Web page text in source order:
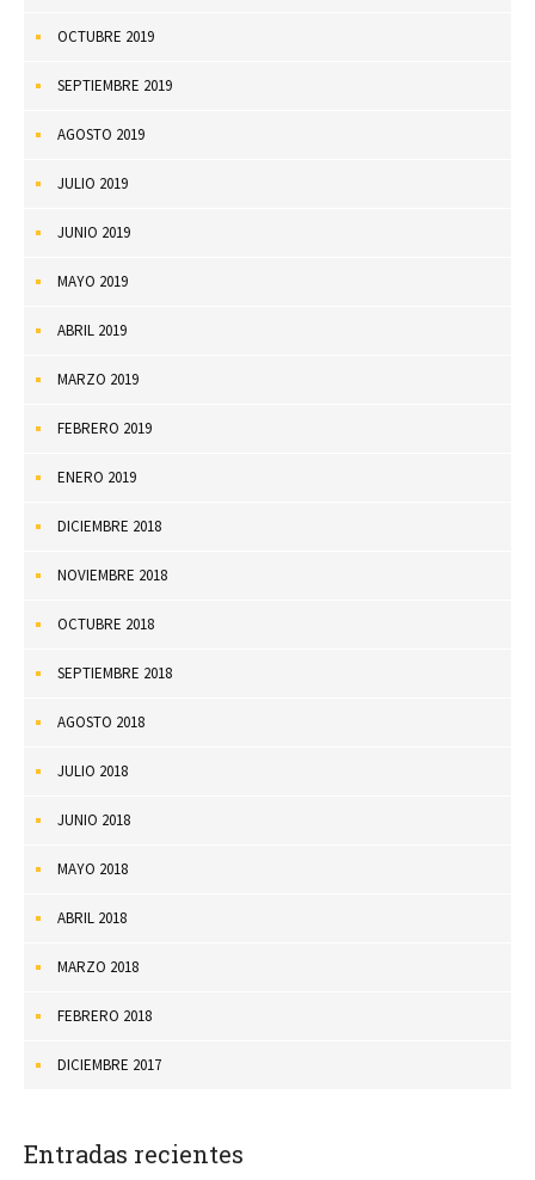
OCTUBRE 2019
SEPTIEMBRE 2019
AGOSTO 2019
JULIO 2019
JUNIO 2019
MAYO 2019
ABRIL 2019
MARZO 2019
FEBRERO 2019
ENERO 2019
DICIEMBRE 2018
NOVIEMBRE 2018
OCTUBRE 2018
SEPTIEMBRE 2018
AGOSTO 2018
JULIO 2018
JUNIO 2018
MAYO 2018
ABRIL 2018
MARZO 2018
FEBRERO 2018
DICIEMBRE 2017
Entradas recientes